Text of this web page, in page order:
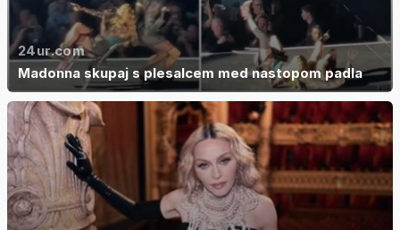
24ur.com
Madonna skupaj s plesalcem med nastopom padla